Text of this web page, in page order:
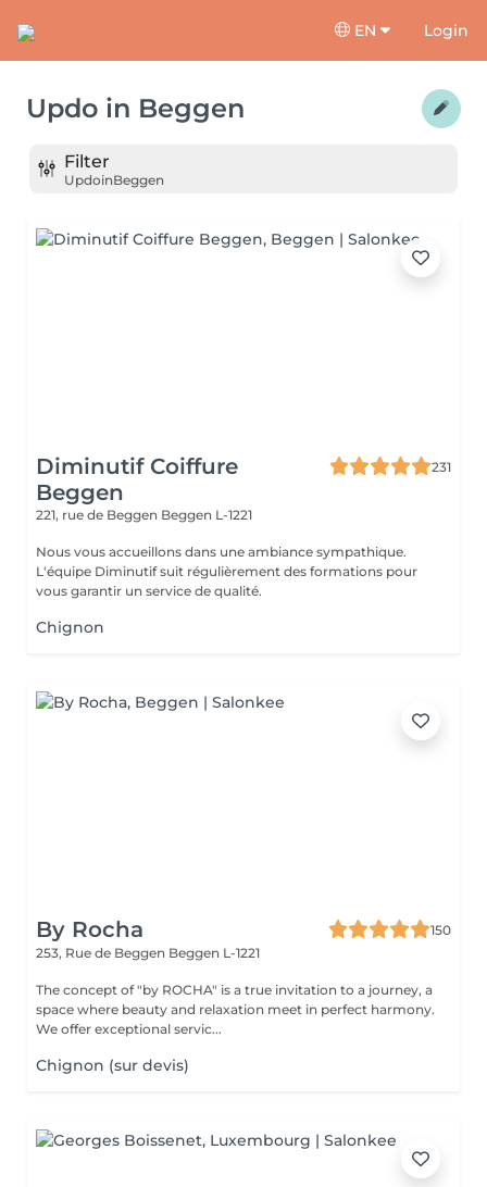
EN Login
Updo in Beggen
Filter
UpdoinBeggen
Diminutif Coiffure
Beggen
231
221, rue de Beggen Beggen L-1221
Nous vous accueillons dans une ambiance sympathique.
L'équipe Diminutif suit régulièrement des formations pour
vous garantir un service de qualité.
Chignon
By Rocha
150
253, Rue de Beggen Beggen L-1221
The concept of "by ROCHA" is a true invitation to a journey, a
space where beauty and relaxation meet in perfect harmony.
We offer exceptional servic...
Chignon (sur devis)